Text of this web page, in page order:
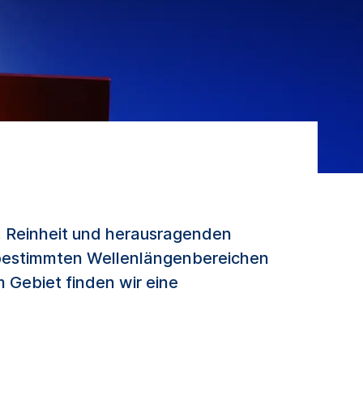
und herausragenden
Wellenlängenbereichen
Gebiet finden wir eine